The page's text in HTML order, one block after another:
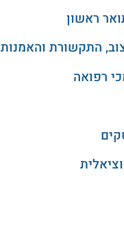
ראשון
התקשורת והאמנות
רפואה